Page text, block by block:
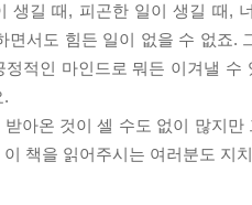
아니지만 아이가 할 수 없을 것
다. 엄마 아빠가 서로에게 유치
이다. 저것들 미쳤다고.
행동도 제각각인 아이들을 존
바른 어른으로 성장하길 원하
소유하는 대상이 아니라 같이
부. 그들만이 들려줄 수 있는 사
생길 때, 피곤한 일이 생길 때,
면서도 힘든 일이 없을 수 없죠.
정적인 마인드로 뭐든 이겨낼
.
받아온 것이 셀 수도 없이 많지
책을 읽어주시는 여러분도 지